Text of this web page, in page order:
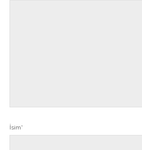
İsim*